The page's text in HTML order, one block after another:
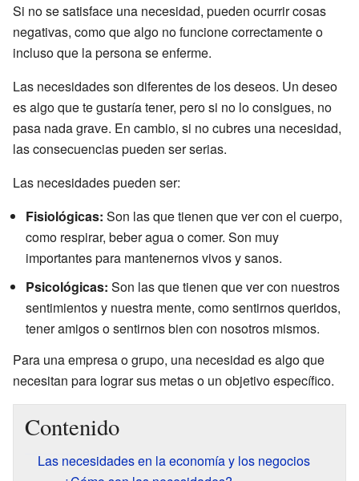
Si no se satisface una necesidad, pueden ocurrir cosas
negativas, como que algo no funcione correctamente o
incluso que la persona se enferme.
Las necesidades son diferentes de los deseos. Un deseo
es algo que te gustaría tener, pero si no lo consigues, no
pasa nada grave. En cambio, si no cubres una necesidad,
las consecuencias pueden ser serias.
Las necesidades pueden ser:
Fisiológicas: Son las que tienen que ver con el cuerpo,
como respirar, beber agua o comer. Son muy
importantes para mantenernos vivos y sanos.
Psicológicas: Son las que tienen que ver con nuestros
sentimientos y nuestra mente, como sentirnos queridos,
tener amigos o sentirnos bien con nosotros mismos.
Para una empresa o grupo, una necesidad es algo que
necesitan para lograr sus metas o un objetivo específico.
Contenido
Las necesidades en la economía y los negocios